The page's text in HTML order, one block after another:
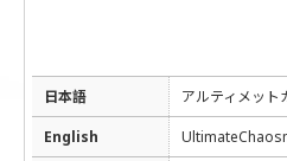
日本語
アルティメット
English